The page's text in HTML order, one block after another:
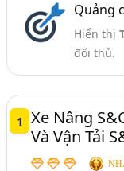
Thép,..) (366)
Thiết Bị Nâng Hạ
Cầu Trục Và
Chế Tạo Và Lắp Đặt
Bốc Xếp Hàng
Quảng Ninh
Bình Định
Quảng
Hiển thị
đối thủ.
1
Xe Nâng
Và Vận Tải